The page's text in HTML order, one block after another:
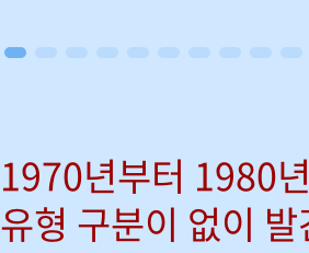
1970년부터 1980
유형 구분이 없이